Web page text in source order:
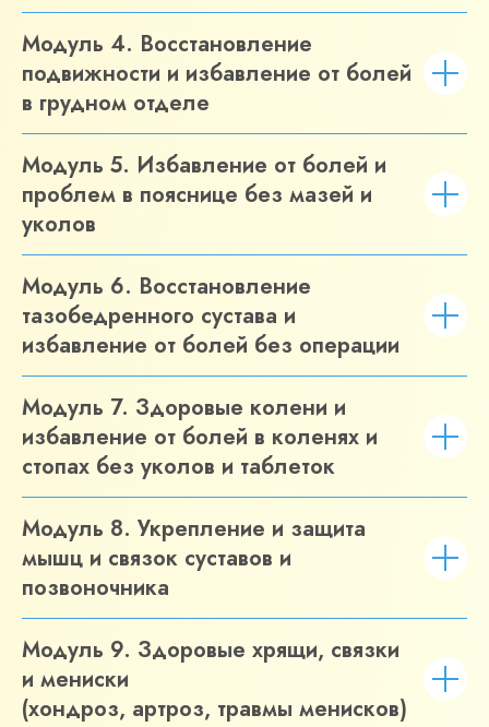
Модуль 4. Восстановление
подвижности и избавление от болей
в грудном отделе
Модуль 5. Избавление от болей и
проблем в пояснице без мазей и
уколов
Модуль 6. Восстановление
тазобедренного сустава и
избавление от болей без операции
Модуль 7. Здоровые колени и
избавление от болей в коленях и
стопах без уколов и таблеток
Модуль 8. Укрепление и защита
мышц и связок суставов и
позвоночника
Модуль 9. Здоровые хрящи, связки
и мениски
(хондроз, артроз, травмы менисков)